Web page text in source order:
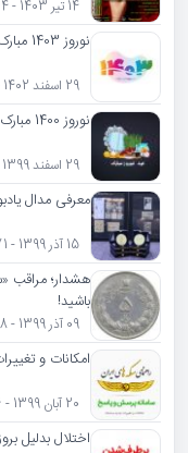
14 تیر 1403 - 34464 بازدید - 23 نظر
نوروز 1403 مبارک باد
29 اسفند 1402 - 16069 بازدید
نوروز 1400 مبارک باد
29 اسفند 1399 - 19545 بازدید - 2 نظر
معرفی مدال
15 آذر 1399 - 26971 بازدید - 2 نظر
باشید!
09 آذر 1399 - 78218 بازدید - 60 نظر
امکانات و
20 آبان 1399 - 26616 بازدید - 20 نظر
اختلال بدلیل